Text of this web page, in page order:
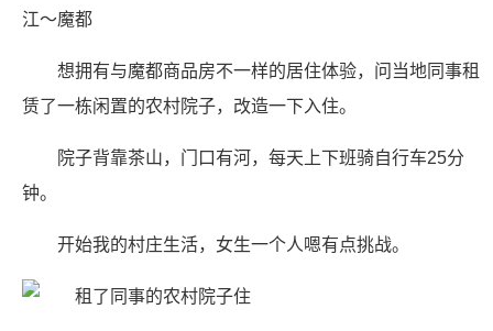
江～魔都
想拥有与魔都商品房不一样的居住体验，问当地同事租
赁了一栋闲置的农村院子，改造一下入住。
院子背靠茶山，门口有河，每天上下班骑自行车25分
钟。
开始我的村庄生活，女生一个人嗯有点挑战。